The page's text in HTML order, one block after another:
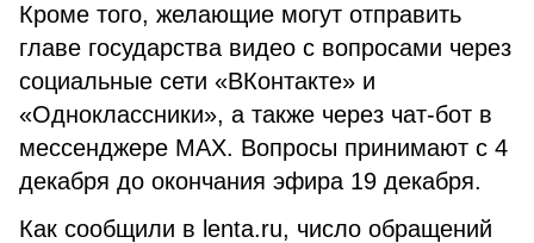
Кроме того, желающие могут отправить
главе государства видео с вопросами через
социальные сети «ВКонтакте» и
«Одноклассники», а также через чат-бот в
мессенджере MAX. Вопросы принимают с 4
декабря до окончания эфира 19 декабря.
Как сообщили в lenta.ru, число обращений